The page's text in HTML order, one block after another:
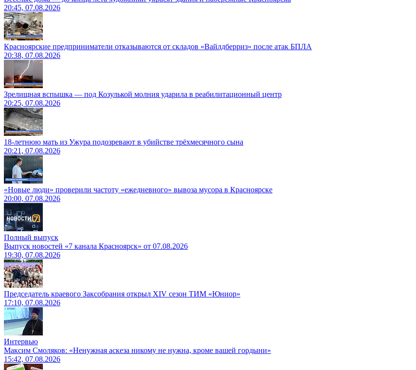
20:45, 07.08.2026
Красноярские предприниматели отказываются от складов «Вайлдберриз» после атак БПЛА
20:38, 07.08.2026
Зрелищная вспышка — под Козулькой молния ударила в реабилитационный центр
20:25, 07.08.2026
18-летнюю мать из Ужура подозревают в убийстве трёхмесячного сына
20:21, 07.08.2026
«Новые люди» проверили частоту «ежедневного» вывоза мусора в Красноярске
20:00, 07.08.2026
Полный выпуск
Выпуск новостей «7 канала Красноярск» от 07.08.2026
19:30, 07.08.2026
Председатель краевого Заксобрания открыл XIV сезон ТИМ «Юниор»
17:10, 07.08.2026
Интервью
Максим Смоляков: «Ненужная аскеза никому не нужна, кроме вашей гордыни»
15:42, 07.08.2026